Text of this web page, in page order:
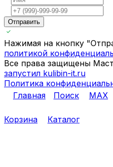
Отправить
Нажимая на кнопку
политикой
Все права защищены
запустил kulibin-it.ru
Политика
Главная
Поиск MAX
Корзина Каталог